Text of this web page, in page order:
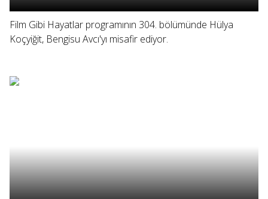
Film Gibi Hayatlar programının 304. bölümünde Hülya
Koçyiğit, Bengisu Avcı'yı misafir ediyor.